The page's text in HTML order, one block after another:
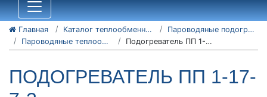
Главная Каталог теплообменного оборудования
Пароводяные подогреватели
Пароводяные теплообменники ПП (ПП1 и ПП2)
Подогреватель ПП 1-17-7-2
ПОДОГРЕВАТЕЛЬ ПП 1-17-